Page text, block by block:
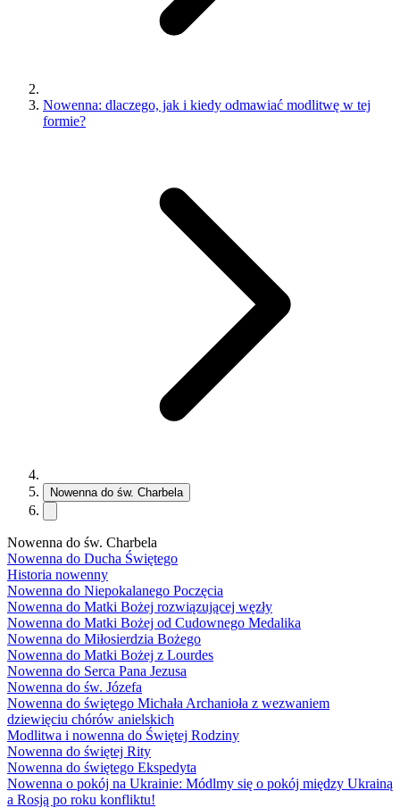
Nowenna: dlaczego, jak i kiedy odmawiać modlitwę w tej
formie?
Nowenna do św. Charbela
Nowenna do św. Charbela
Nowenna do Ducha Świętego
Historia nowenny
Nowenna do Niepokalanego Poczęcia
Nowenna do Matki Bożej rozwiązującej węzły
Nowenna do Matki Bożej od Cudownego Medalika
Nowenna do Miłosierdzia Bożego
Nowenna do Matki Bożej z Lourdes
Nowenna do Serca Pana Jezusa
Nowenna do św. Józefa
Nowenna do świętego Michała Archanioła z wezwaniem
dziewięciu chórów anielskich
Modlitwa i nowenna do Świętej Rodziny
Nowenna do świętej Rity
Nowenna do świętego Ekspedyta
Nowenna o pokój na Ukrainie: Módlmy się o pokój między Ukrainą
a Rosją po roku konfliktu!